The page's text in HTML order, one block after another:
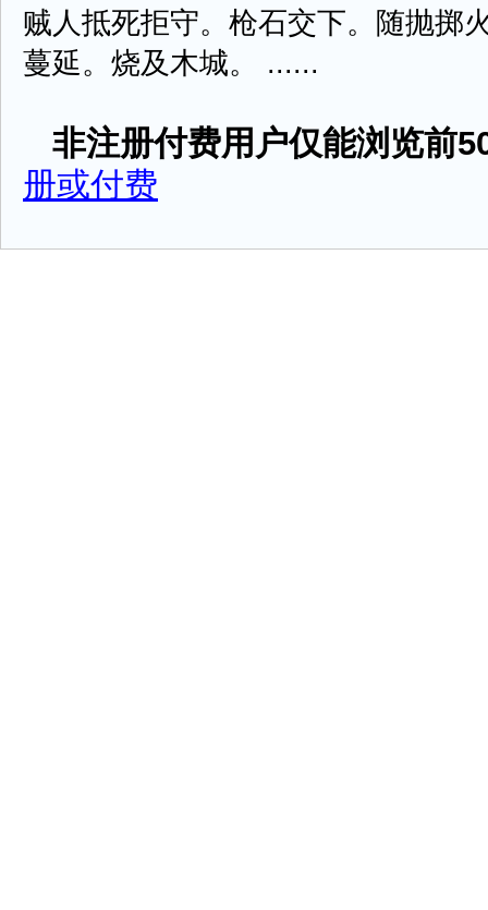
贼人抵死拒守。枪石交下。随抛掷
蔓延。烧及木城。 ......
非注册付费用户仅能浏览前
册或付费